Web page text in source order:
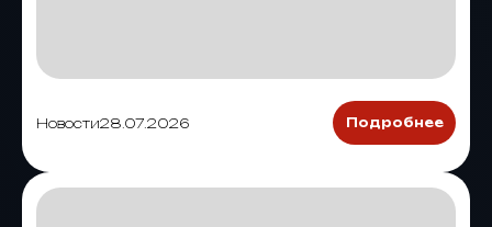
Новости28.07.2026 Подробнее